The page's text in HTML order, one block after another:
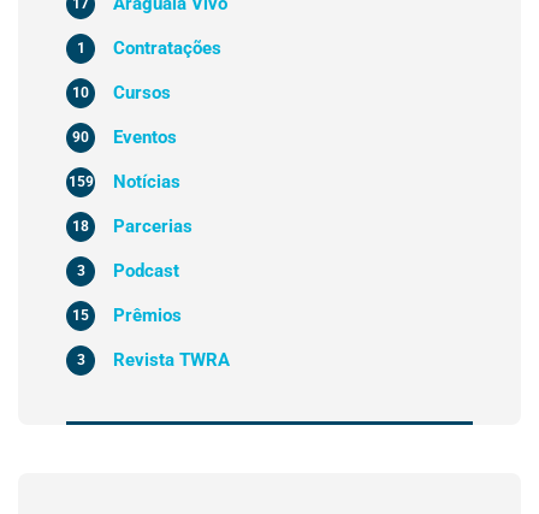
17
Contratações
1
Cursos
10
Eventos
90
Notícias
159
Parcerias
18
Podcast
3
Prêmios
15
Revista TWRA
3